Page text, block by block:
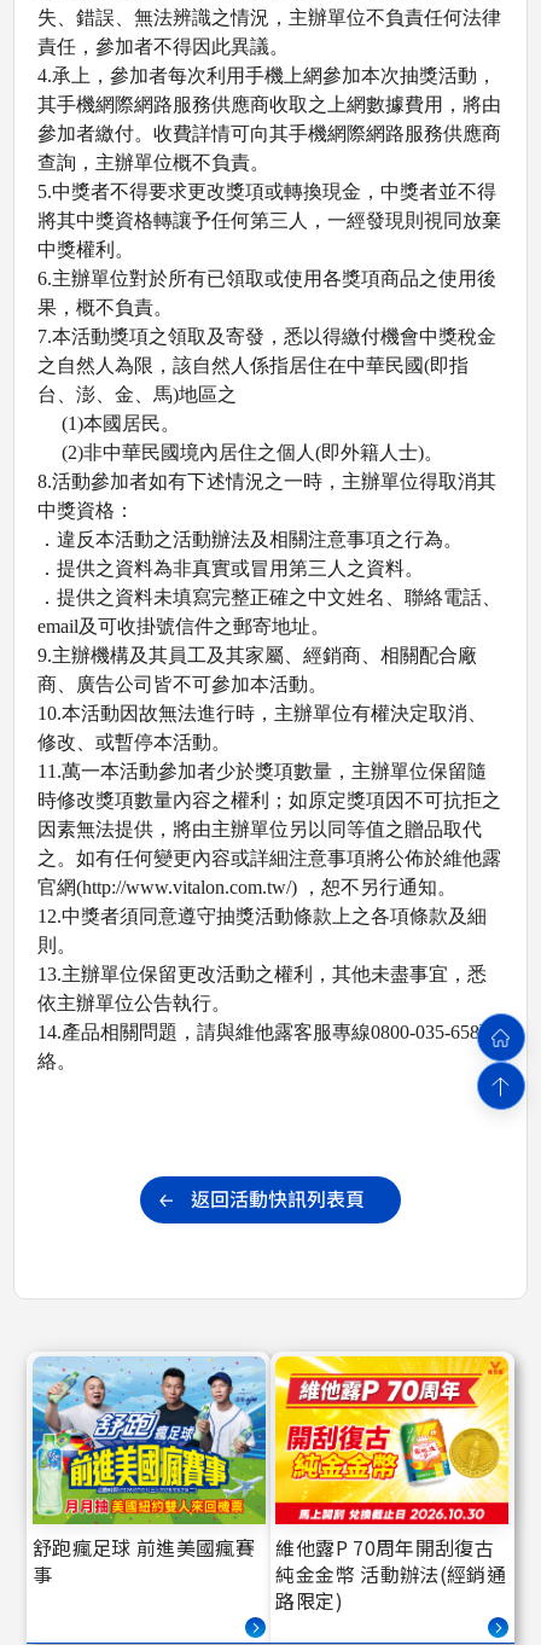
失、錯誤、無法辨識之情況，主辦單位不負責任何法律
責任，參加者不得因此異議。
4.承上，參加者每次利用手機上網參加本次抽獎活動，
其手機網際網路服務供應商收取之上網數據費用，將由
參加者繳付。收費詳情可向其手機網際網路服務供應商
查詢，主辦單位概不負責。
5.中獎者不得要求更改獎項或轉換現金，中獎者並不得
將其中獎資格轉讓予任何第三人，一經發現則視同放棄
中獎權利。
6.主辦單位對於所有已領取或使用各獎項商品之使用後
果，概不負責。
7.本活動獎項之領取及寄發，悉以得繳付機會中獎稅金
之自然人為限，該自然人係指居住在中華民國(即指
台、澎、金、馬)地區之
(1)本國居民。
(2)非中華民國境內居住之個人 (即外籍人士)。
8.活動參加者如有下述情況之一時，主辦單位得取消其
中獎資格：
．違反本活動之活動辦法及相關注意事項之行為。
．提供之資料為非真實或冒用第三人之資料。
．提供之資料未填寫完整正確之中文姓名、聯絡電話、
email及可收掛號信件之郵寄地址。
9.主辦機構及其員工及其家屬、經銷商、相關配合廠
商、廣告公司皆不可參加本活動。
10.本活動因故無法進行時，主辦單位有權決定取消、
修改、或暫停本活動。
11.萬一本活動參加者少於獎項數量，主辦單位保留隨
時修改獎項數量內容之權利；如原定獎項因不可抗拒之
因素無法提供，將由主辦單位另以同等值之贈品取代
之。如有任何變更內容或詳細注意事項將公佈於維他露
官網(http://www.vitalon.com.tw/)
，恕不另行通知。
12.中獎者須同意遵守抽獎活動條款上之各項條款及細
則。
13.主辦單位保留更改活動之權利，其他未盡事宜，悉
依主辦單位公告執行。
14.產品相關問題，請與維他露客服專線0800-035-658聯
絡。
舒跑瘋足球 前進美國瘋賽
事
維他露P 70周年開刮復古
純金金幣 活動辦法(經銷通
路限定)